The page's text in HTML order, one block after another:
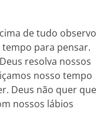
de tudo observo
tempo para pensar.
resolva nossos
nosso tempo
Deus não quer que
nossos lábios